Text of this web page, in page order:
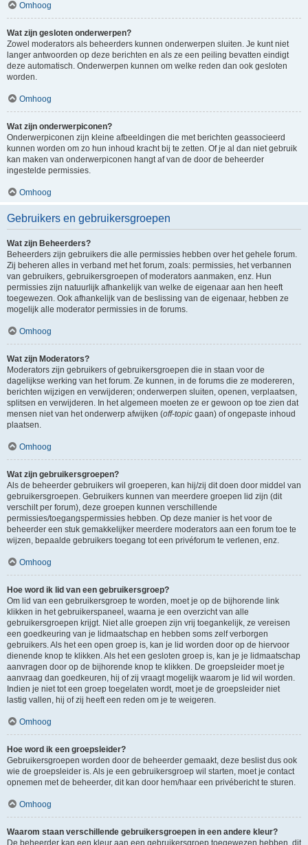
Omhoog
Wat zijn gesloten onderwerpen?
Zowel moderators als beheerders kunnen onderwerpen sluiten. Je kunt niet
langer antwoorden op deze berichten en als ze een peiling bevatten eindigt
deze automatisch. Onderwerpen kunnen om welke reden dan ook gesloten
worden.
Omhoog
Wat zijn onderwerpiconen?
Onderwerpiconen zijn kleine afbeeldingen die met berichten geassocieerd
kunnen worden om zo hun inhoud kracht bij te zetten. Of je al dan niet gebruik
kan maken van onderwerpiconen hangt af van de door de beheerder
ingestelde permissies.
Omhoog
Gebruikers en gebruikersgroepen
Wat zijn Beheerders?
Beheerders zijn gebruikers die alle permissies hebben over het gehele forum.
Zij beheren alles in verband met het forum, zoals: permissies, het verbannen
van gebruikers, gebruikersgroepen of moderators aanmaken, enz. Hun
permissies zijn natuurlijk afhankelijk van welke de eigenaar aan hen heeft
toegewezen. Ook afhankelijk van de beslissing van de eigenaar, hebben ze
mogelijk alle moderator permissies in de forums.
Omhoog
Wat zijn Moderators?
Moderators zijn gebruikers of gebruikersgroepen die in staan voor de
dagelijkse werking van het forum. Ze kunnen, in de forums die ze modereren,
berichten wijzigen en verwijderen; onderwerpen sluiten, openen, verplaatsen,
splitsen en verwijderen. In het algemeen moeten ze er gewoon op toe zien dat
mensen niet van het onderwerp afwijken (off-topic gaan) of ongepaste inhoud
plaatsen.
Omhoog
Wat zijn gebruikersgroepen?
Als de beheerder gebruikers wil groeperen, kan hij/zij dit doen door middel van
gebruikersgroepen. Gebruikers kunnen van meerdere groepen lid zijn (dit
verschilt per forum), deze groepen kunnen verschillende
permissies/toegangspermissies hebben. Op deze manier is het voor de
beheerder een stuk gemakkelijker meerdere moderators aan een forum toe te
wijzen, bepaalde gebruikers toegang tot een privéforum te verlenen, enz.
Omhoog
Hoe word ik lid van een gebruikersgroep?
Om lid van een gebruikersgroep te worden, moet je op de bijhorende link
klikken in het gebruikerspaneel, waarna je een overzicht van alle
gebruikersgroepen krijgt. Niet alle groepen zijn vrij toegankelijk, ze vereisen
een goedkeuring van je lidmaatschap en hebben soms zelf verborgen
gebruikers. Als het een open groep is, kan je lid worden door op de hiervoor
dienende knop te klikken. Als het een gesloten groep is, kan je je lidmaatschap
aanvragen door op de bijhorende knop te klikken. De groepsleider moet je
aanvraag dan goedkeuren, hij of zij vraagt mogelijk waarom je lid wil worden.
Indien je niet tot een groep toegelaten wordt, moet je de groepsleider niet
lastig vallen, hij of zij heeft een reden om je te weigeren.
Omhoog
Hoe word ik een groepsleider?
Gebruikersgroepen worden door de beheerder gemaakt, deze beslist dus ook
wie de groepsleider is. Als je een gebruikersgroep wil starten, moet je contact
opnemen met de beheerder, dit kan door hem/haar een privébericht te sturen.
Omhoog
Waarom staan verschillende gebruikersgroepen in een andere kleur?
De beheerder kan een kleur aan een gebruikersgroep toegewezen hebben, dit